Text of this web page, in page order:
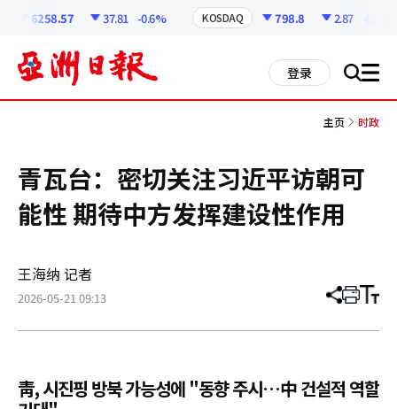
6258.57 37.81 -0.6% KOSDAQ 798.8 2.87 -0.36%
登录 搜 all
主页 时政
青瓦台：密切关注习近平访朝可
能性 期待中方发挥建设性作用
王海纳 记者
2026-05-21 09:13 分
章
打 调
小
靑, 시진핑 방북 가능성에 "동향 주시…中 건설적 역할